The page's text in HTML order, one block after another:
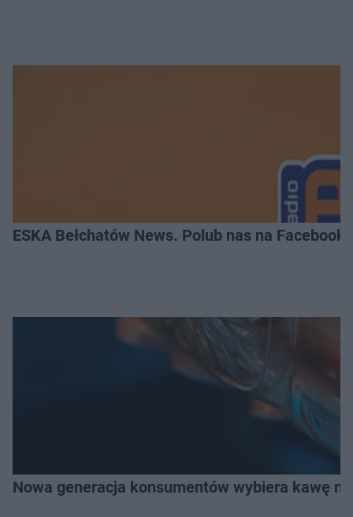
ESKA Bełchatów News. Polub nas na
Nowa generacja konsumentów wybiera kawę